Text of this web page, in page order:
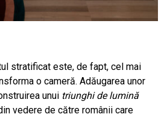
stratificat este, de fapt, cel mai
o cameră. Adăugarea unor
unui triunghi de lumină
vedere de către românii care